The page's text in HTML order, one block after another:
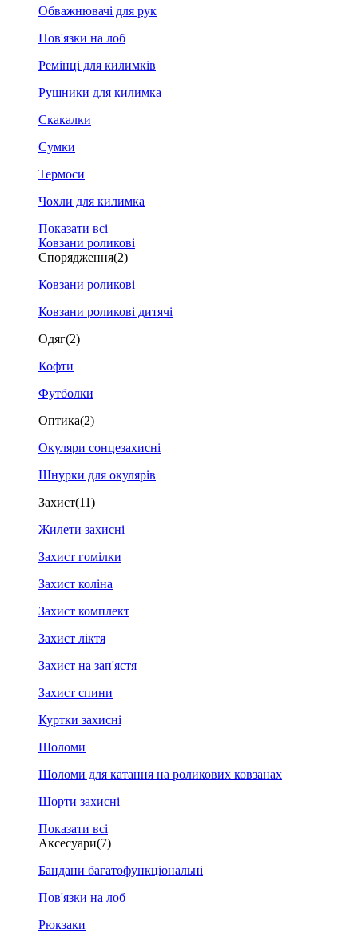
Обважнювачі для рук
Пов'язки на лоб
Ремінці для килимків
Рушники для килимка
Скакалки
Сумки
Термоси
Чохли для килимка
Показати всі
Ковзани роликові
Спорядження(2)
Ковзани роликові
Ковзани роликові дитячі
Одяг(2)
Кофти
Футболки
Оптика(2)
Окуляри сонцезахисні
Шнурки для окулярів
Захист(11)
Жилети захисні
Захист гомілки
Захист коліна
Захист комплект
Захист ліктя
Захист на зап'ястя
Захист спини
Куртки захисні
Шоломи
Шоломи для катання на роликових ковзанах
Шорти захисні
Показати всі
Аксесуари(7)
Бандани багатофункціональні
Пов'язки на лоб
Рюкзаки